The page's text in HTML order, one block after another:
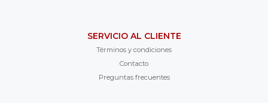
SERVICIO AL CLIENTE
Términos y condiciones
Contacto
Preguntas frecuentes